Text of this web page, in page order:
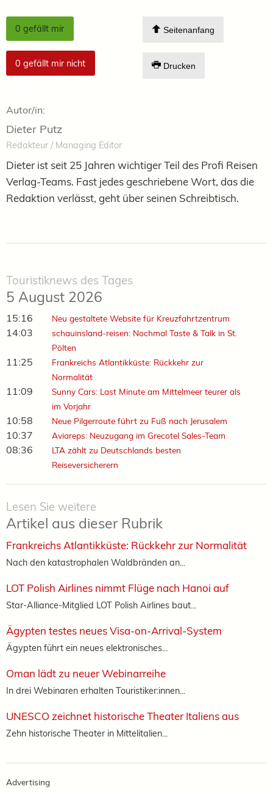
0 gefällt mir
0 gefällt mir nicht
Seitenanfang
Drucken
Autor/in:
Dieter Putz
Redakteur / Managing Editor
Dieter ist seit 25 Jahren wichtiger Teil des Profi Reisen
Verlag-Teams. Fast jedes geschriebene Wort, das die
Redaktion verlässt, geht über seinen Schreibtisch.
Touristiknews des Tages
5 August 2026
15:16 Neu gestaltete Website für Kreuzfahrtzentrum
14:03
schauinsland-reisen: Nochmal Taste & Talk in St.
Pölten
11:25
Frankreichs Atlantikküste: Rückkehr zur
Normalität
11:09
Sunny Cars: Last Minute am Mittelmeer teurer als
im Vorjahr
10:58 Neue Pilgerroute führt zu Fuß nach Jerusalem
10:37 Aviareps: Neuzugang im Grecotel Sales-Team
08:36
LTA zählt zu Deutschlands besten
Reiseversicherern
Lesen Sie weitere
Artikel aus dieser Rubrik
Frankreichs Atlantikküste: Rückkehr zur Normalität
Nach den katastrophalen Waldbränden an...
LOT Polish Airlines nimmt Flüge nach Hanoi auf
Star-Alliance-Mitglied LOT Polish Airlines baut...
Ägypten testes neues Visa-on-Arrival-System
Ägypten führt ein neues elektronisches...
Oman lädt zu neuer Webinarreihe
In drei Webinaren erhalten Touristiker:innen...
UNESCO zeichnet historische Theater Italiens aus
Zehn historische Theater in Mittelitalien...
Advertising